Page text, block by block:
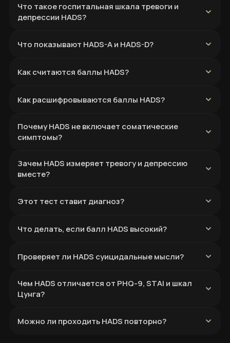
Что такое госпитальная шкала тревоги и
депрессии HADS?
Что показывают HADS-A и HADS-D?
Как считаются баллы HADS?
Как расшифровываются баллы HADS?
Почему HADS не включает соматические
симптомы?
Зачем HADS измеряет тревогу и депрессию
вместе?
Этот тест ставит диагноз?
Что делать, если балл HADS высокий?
Проверяет ли HADS суицидальные мысли?
Чем HADS отличается от PHQ-9, STAI и шкал
Цунга?
Можно ли проходить HADS повторно?